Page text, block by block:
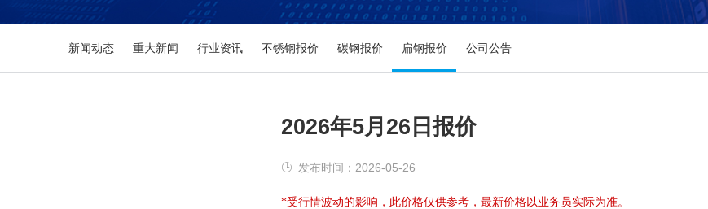
新闻动态 重大新闻 行业资讯 不锈钢报价 碳钢报价 扁钢报价 公司公告
2026年5月26日报价
发布时间：2026-05-26
*受行情波动的影响，此价格仅供参考，最新价格以业务员实际为准。